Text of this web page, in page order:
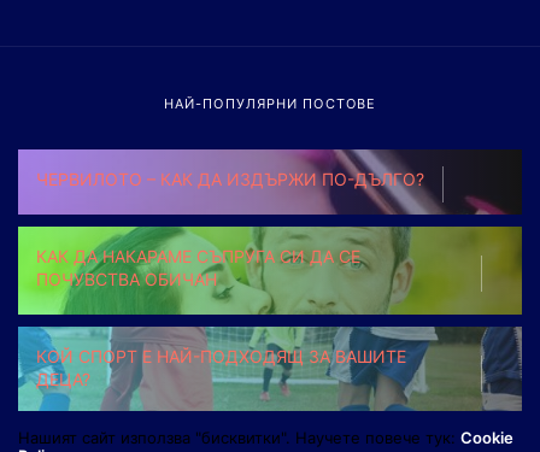
НАЙ-ПОПУЛЯРНИ ПОСТОВЕ
ЧЕРВИЛОТО – КАК ДА ИЗДЪРЖИ ПО-ДЪЛГО?
КАК ДА НАКАРАМЕ СЪПРУГА СИ ДА СЕ
ПОЧУВСТВА ОБИЧАН
КОЙ СПОРТ Е НАЙ-ПОДХОДЯЩ ЗА ВАШИТЕ
ДЕЦА?
Нашият сайт използва "бисквитки". Научете повече тук: Cookie